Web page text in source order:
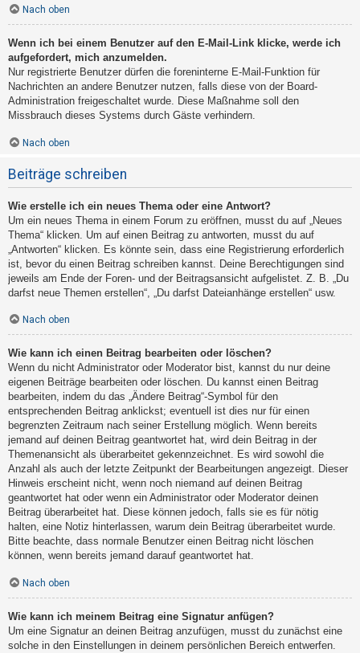
Nach oben
Wenn ich bei einem Benutzer auf den E-Mail-Link klicke, werde ich
aufgefordert, mich anzumelden.
Nur registrierte Benutzer dürfen die foreninterne E-Mail-Funktion für
Nachrichten an andere Benutzer nutzen, falls diese von der Board-
Administration freigeschaltet wurde. Diese Maßnahme soll den
Missbrauch dieses Systems durch Gäste verhindern.
Nach oben
Beiträge schreiben
Wie erstelle ich ein neues Thema oder eine Antwort?
Um ein neues Thema in einem Forum zu eröffnen, musst du auf „Neues
Thema“ klicken. Um auf einen Beitrag zu antworten, musst du auf
„Antworten“ klicken. Es könnte sein, dass eine Registrierung erforderlich
ist, bevor du einen Beitrag schreiben kannst. Deine Berechtigungen sind
jeweils am Ende der Foren- und der Beitragsansicht aufgelistet. Z. B. „Du
darfst neue Themen erstellen“, „Du darfst Dateianhänge erstellen“ usw.
Nach oben
Wie kann ich einen Beitrag bearbeiten oder löschen?
Wenn du nicht Administrator oder Moderator bist, kannst du nur deine
eigenen Beiträge bearbeiten oder löschen. Du kannst einen Beitrag
bearbeiten, indem du das „Ändere Beitrag“-Symbol für den
entsprechenden Beitrag anklickst; eventuell ist dies nur für einen
begrenzten Zeitraum nach seiner Erstellung möglich. Wenn bereits
jemand auf deinen Beitrag geantwortet hat, wird dein Beitrag in der
Themenansicht als überarbeitet gekennzeichnet. Es wird sowohl die
Anzahl als auch der letzte Zeitpunkt der Bearbeitungen angezeigt. Dieser
Hinweis erscheint nicht, wenn noch niemand auf deinen Beitrag
geantwortet hat oder wenn ein Administrator oder Moderator deinen
Beitrag überarbeitet hat. Diese können jedoch, falls sie es für nötig
halten, eine Notiz hinterlassen, warum dein Beitrag überarbeitet wurde.
Bitte beachte, dass normale Benutzer einen Beitrag nicht löschen
können, wenn bereits jemand darauf geantwortet hat.
Nach oben
Wie kann ich meinem Beitrag eine Signatur anfügen?
Um eine Signatur an deinen Beitrag anzufügen, musst du zunächst eine
solche in den Einstellungen in deinem persönlichen Bereich entwerfen.